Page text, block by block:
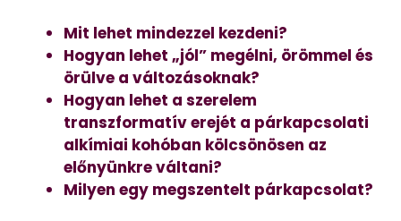
Mit lehet mindezzel kezdeni?
Hogyan lehet „jól” megélni, örömmel és
örülve a változásoknak?
Hogyan lehet a szerelem
transzformatív erejét a párkapcsolati
alkímiai kohóban kölcsönösen az
előnyünkre váltani?
Milyen egy megszentelt párkapcsolat?